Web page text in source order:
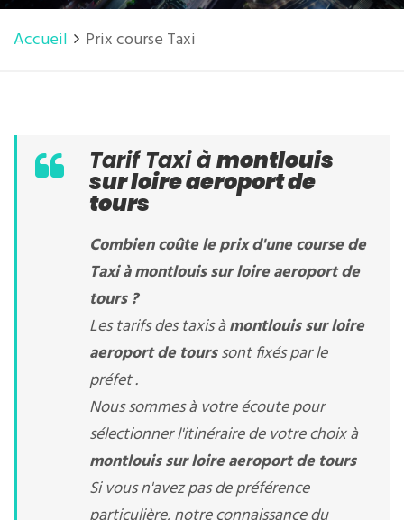
Accueil Prix course Taxi
Tarif Taxi àmontlouis
sur loire aeroport de
tours
Combien coûte le prix d'une course de
Taxi àmontlouis sur loire aeroport de
tours?
Les tarifs des taxis àmontlouis sur loire
aeroport de tourssont fixés par le
préfet .
Nous sommes à votre écoute pour
sélectionner l'itinéraire de votre choix à
montlouis sur loire aeroport de tours
Si vous n'avez pas de préférence